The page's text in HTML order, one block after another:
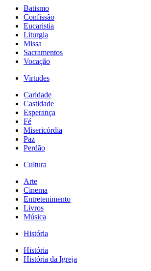
Batismo
Confissão
Eucaristia
Liturgia
Missa
Sacramentos
Vocação
Virtudes
Caridade
Castidade
Esperança
Fé
Misericórdia
Paz
Perdão
Cultura
Arte
Cinema
Entretenimento
Livros
Música
História
História
História da Igreja